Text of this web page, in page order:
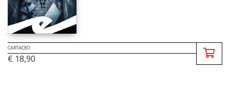
CARTACEO
€ 18,90